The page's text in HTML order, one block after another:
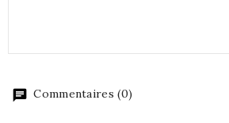
Commentaires (0)